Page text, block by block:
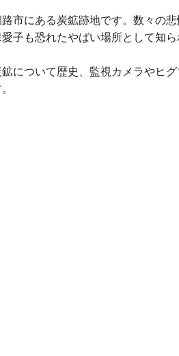
市にある炭鉱跡地です。数々の
子も恐れたやばい場所として知ら
について歴史、監視カメラやヒ